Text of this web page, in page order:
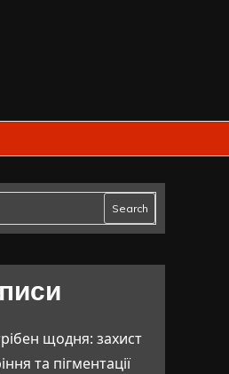
Search
щодня: захист
та пігментації